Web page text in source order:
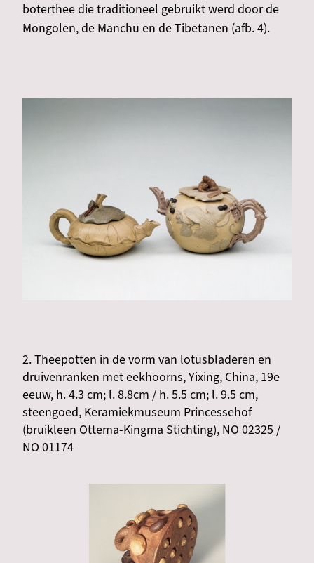
boterthee die traditioneel gebruikt werd door de
Mongolen, de Manchu en de Tibetanen (afb. 4).
2. Theepotten in de vorm van lotusbladeren en
druivenranken met eekhoorns, Yixing, China, 19e
eeuw, h. 4.3 cm; l. 8.8cm / h. 5.5 cm; l. 9.5 cm,
steengoed, Keramiekmuseum Princessehof
(bruikleen Ottema-Kingma Stichting), NO 02325 /
NO 01174